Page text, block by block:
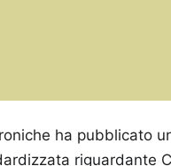
ha pubblicato
riguardante